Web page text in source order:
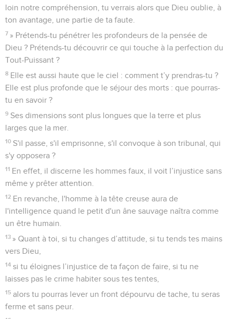
loin notre compréhension, tu verrais alors que Dieu oublie, à
ton avantage, une partie de ta faute.
7 » Prétends-tu pénétrer les profondeurs de la pensée de
Dieu ? Prétends-tu découvrir ce qui touche à la perfection du
Tout-Puissant ?
8 Elle est aussi haute que le ciel : comment t’y prendras-tu ?
Elle est plus profonde que le séjour des morts : que pourras-
tu en savoir ?
9 Ses dimensions sont plus longues que la terre et plus
larges que la mer.
10 S'il passe, s'il emprisonne, s'il convoque à son tribunal, qui
s'y opposera ?
11 En effet, il discerne les hommes faux, il voit l’injustice sans
même y prêter attention.
12 En revanche, l'homme à la tête creuse aura de
l'intelligence quand le petit d'un âne sauvage naîtra comme
un être humain.
13 » Quant à toi, si tu changes d’attitude, si tu tends tes mains
vers Dieu,
14 si tu éloignes l’injustice de ta façon de faire, si tu ne
laisses pas le crime habiter sous tes tentes,
15 alors tu pourras lever un front dépourvu de tache, tu seras
ferme et sans peur.